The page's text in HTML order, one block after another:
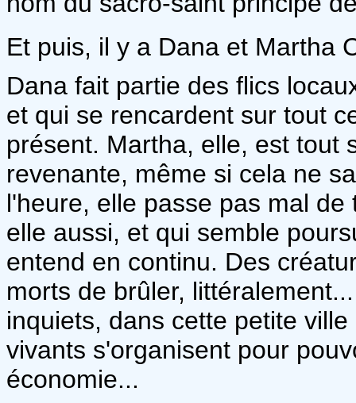
Et puis, il y a Dana et Martha
Dana fait partie des flics
et qui se rencardent sur tout
présent. Martha, elle, est tout
revenante, même si cela ne
l'heure, elle passe pas mal
elle aussi, et qui semble
entend en continu. Des
morts de brûler,
inquiets, dans cette petite
vivants s'organisent pour
économie...